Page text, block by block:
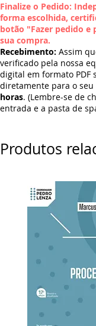
Finalize o Pedido:
forma escolhida,
botão "Fazer pedido e
sua compra.
Recebimento: Assim
verificado pela nossa
digital em formato PDF
diretamente para o
horas. (Lembre-se de
entrada e a pasta de
Produtos